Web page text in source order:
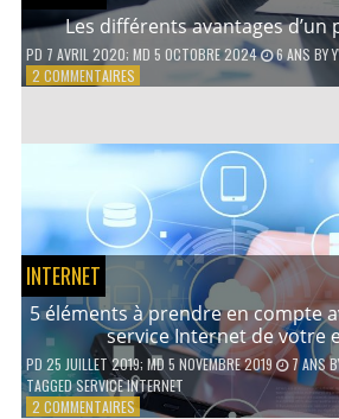
Les différents avantages
PD 7 AVRIL 2020; MD 5 OCTOBRE 2024 6 ANS BY
2 COMMENTAIRESSUR
D’UN
PERSONNEL
INTERNET
5 éléments à prendre en compte
service Internet de votre
PD 25 JUILLET 2019; MD 5 NOVEMBRE 2019 7 ANS
TAGGEDSERVICE INTERNET
2 COMMENTAIRESSUR